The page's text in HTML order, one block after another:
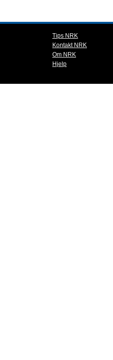
Tips NRK
Kontakt NRK
Om NRK
Hjelp